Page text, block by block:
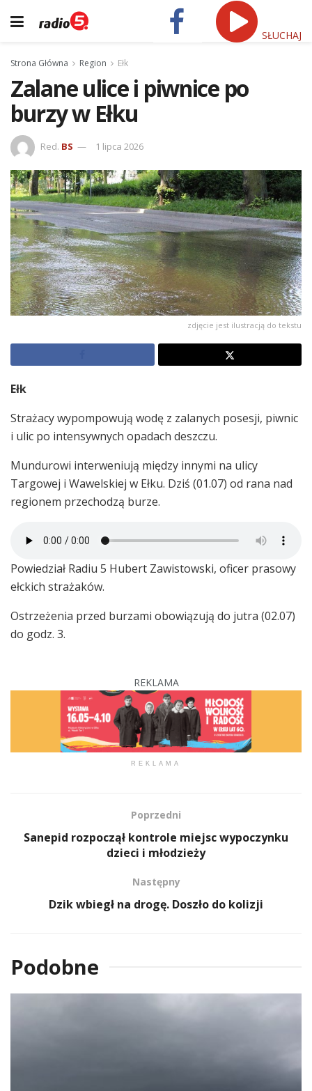
SŁUCHAJ
Strona Główna Region Ełk
Zalane ulice i piwnice po
burzy w Ełku
Red. BS 1 lipca 2026
zdjęcie jest ilustracją do tekstu
Ełk
Strażacy wypompowują wodę z zalanych posesji, piwnic
i ulic po intensywnych opadach deszczu.
Mundurowi interweniują między innymi na ulicy
Targowej i Wawelskiej w Ełku. Dziś (01.07) od rana nad
regionem przechodzą burze.
Powiedział Radiu 5 Hubert Zawistowski, oficer prasowy
ełckich strażaków.
Ostrzeżenia przed burzami obowiązują do jutra (02.07)
do godz. 3.
REKLAMA
REKLAMA
Poprzedni
Sanepid rozpoczął kontrole miejsc wypoczynku
dzieci i młodzieży
Następny
Dzik wbiegł na drogę. Doszło do kolizji
Podobne